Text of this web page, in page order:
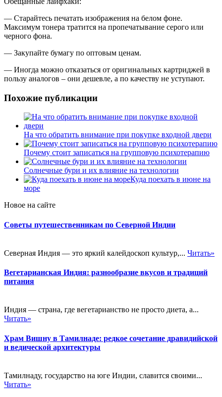
— Старайтесь печатать изображения на белом фоне.
Максимум тонера тратится на пропечатывание серого или
черного фона.
— Закупайте бумагу по оптовым ценам.
— Иногда можно отказаться от оригинальных картриджей в
пользу аналогов – они дешевле, а по качеству не уступают.
Похожие публикации
На что обратить внимание при покупке входной двери
Почему стоит записаться на групповую психотерапию
Солнечные бури и их влияние на технологии
Куда поехать в июне на
море
Новое на сайте
Советы путешественникам по Северной Индии
Северная Индия — это яркий калейдоскоп культур,... Читать»
Вегетарианская Индия: разнообразие вкусов и традиций
питания
Индия — страна, где вегетарианство не просто диета, а...
Читать»
Храм Вишну в Тамилнаде: редкое сочетание дравидийской
и ведической архитектуры
Тамилнаду, государство на юге Индии, славится своими...
Читать»